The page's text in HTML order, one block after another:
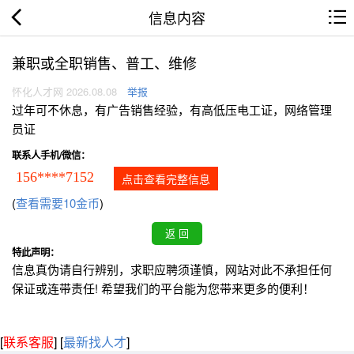
信息内容
兼职或全职销售、普工、维修
怀化人才网 2026.08.08 举报
过年可不休息，有广告销售经验，有高低压电工证，网络管理
员证
联系人手机/微信：
156****7152 点击查看完整信息
(查看需要10金币)
特此声明：
信息真伪请自行辨别，求职应聘须谨慎，网站对此不承担任何
保证或连带责任! 希望我们的平台能为您带来更多的便利！
[联系客服] [最新找人才]